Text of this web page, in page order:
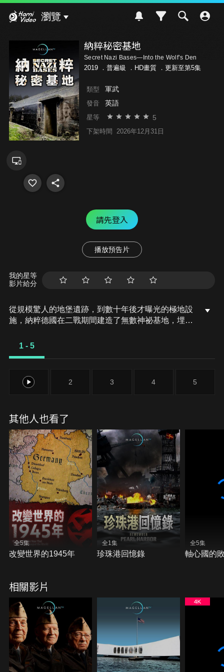
瀏覽
納粹秘密基地
Secret Nazi Bases—Into the Wolf’s Den
2019 ． 普遍級 ．HD畫質 ．更新至第5集
類型 軍武
發音 英語
星等 5
下架時間 2026年12月31日
請先登入
播放預告片
我的星等
影片給分
從規模驚人的地堡遺跡，到數十年後才曝光的極地設
施，納粹德國在二戰期間建造了無數神祕基地，埋藏
界各地的祕密據點，從最後反攻的絕望計畫、深海潛
一處隱密的納粹基地。這座地堡究竟有何戰略意圖？
它是否藏有希特勒最後的反攻計畫？深入探索這座神
1 - 5
1 2 3 4 5
其他人也看了
全5集
改變世界的1945年
全1集
珍珠港回憶錄
全5集
軸心國的
相關影片